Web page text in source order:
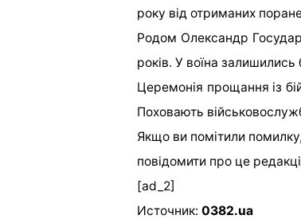
року від отриманих
Родом Олександр
років. У воїна
Церемонія прощання із
Поховають
Якщо ви помітили
повідомити про це
[ad_2]
Источник: 0382.ua